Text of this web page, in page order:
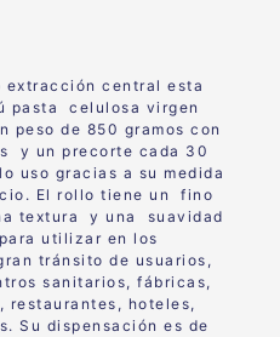
central esta
pasta celulosa virgen
peso de 850 gramos con
y un precorte cada 30
uso gracias a su medida
El rollo tiene un fino
textura y una suavidad
utilizar en los
tránsito de usuarios,
sanitarios, fábricas,
restaurantes, hoteles,
Su dispensación es de